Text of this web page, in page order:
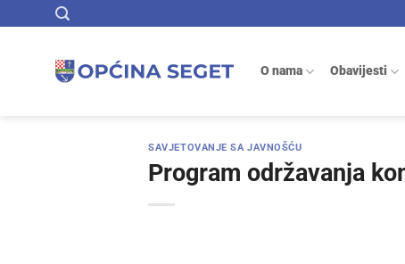
to
O nama Obavijesti
SAVJETOVANJE SA JAVNOŠĆU
Program održavanja